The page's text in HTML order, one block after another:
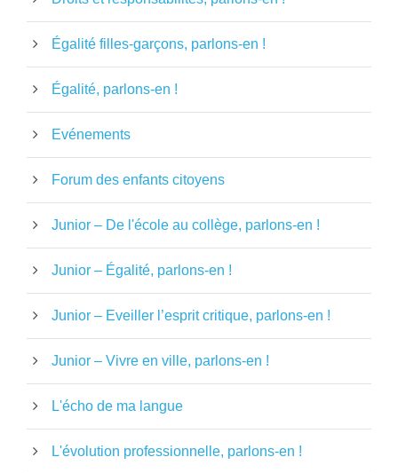
Égalité filles-garçons, parlons-en !
Égalité, parlons-en !
Evénements
Forum des enfants citoyens
Junior – De l'école au collège, parlons-en !
Junior – Égalité, parlons-en !
Junior – Eveiller l’esprit critique, parlons-en !
Junior – Vivre en ville, parlons-en !
L'écho de ma langue
L'évolution professionnelle, parlons-en !